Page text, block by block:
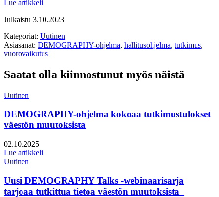
Lue artikkeli
Julkaistu 3.10.2023
Kategoriat: Uutinen
Asiasanat: DEMOGRAPHY-ohjelma, hallitusohjelma, tutkimus,
vuorovaikutus
Saatat olla kiinnostunut myös näistä
Uutinen
DEMOGRAPHY-ohjelma kokoaa tutkimustulokset
väestön muutoksista
Julkaistu:
02.10.2025
Lue artikkeli
Uutinen
Uusi DEMOGRAPHY Talks -webinaarisarja
tarjoaa tutkittua tietoa väestön muutoksista